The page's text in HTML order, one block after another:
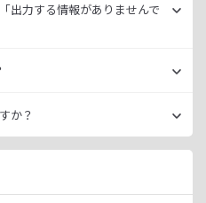
とでよりニッチなキーワード
30秒登録）にご登録いただく
※制限リセットは0時）
合は、有料プランのご利用
出力する情報がありませんで
とができません。
なっております。
ード取得手段も有料プランに
らにて対応できる見通しで
キュメント
か？
「ラッコキーワード」のアフ
しております。
（初回ログイン）と有料プラ